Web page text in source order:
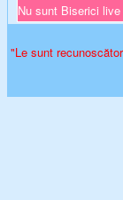
Nu sunt Biserici live
"Le sunt